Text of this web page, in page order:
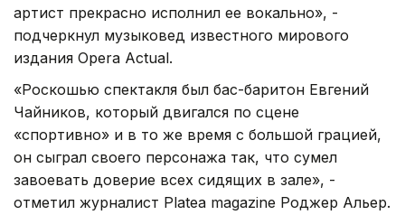
артист прекрасно исполнил ее вокально», -
подчеркнул музыковед известного мирового
издания Opera Actual.
«Роскошью спектакля был бас-баритон Евгений
Чайников, который двигался по сцене
«спортивно» и в то же время с большой грацией,
он сыграл своего персонажа так, что сумел
завоевать доверие всех сидящих в зале», -
отметил журналист Platea magazine Роджер Альер.